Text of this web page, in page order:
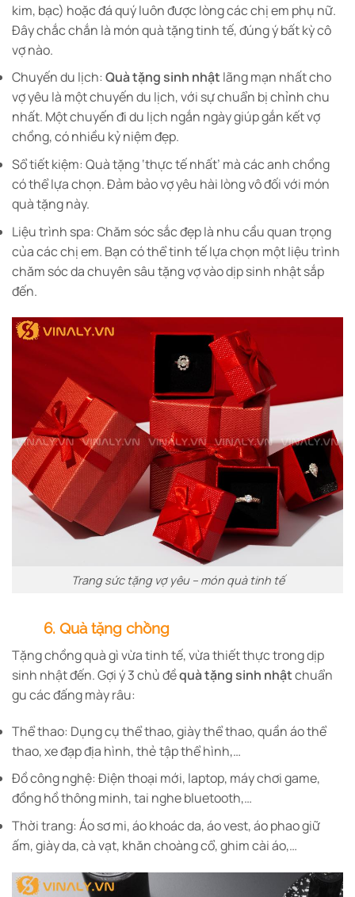
kim, bạc) hoặc đá quý luôn được lòng các chị em phụ nữ.
Đây chắc chắn là món quà tặng tinh tế, đúng ý bất kỳ cô
vợ nào.
Chuyến du lịch: Quà tặng sinh nhật lãng mạn nhất cho
vợ yêu là một chuyến du lịch, với sự chuẩn bị chỉnh chu
nhất. Một chuyến đi du lịch ngắn ngày giúp gắn kết vợ
chồng, có nhiều kỷ niệm đẹp.
Sổ tiết kiệm: Quà tặng ‘thực tế nhất’ mà các anh chồng
có thể lựa chọn. Đảm bảo vợ yêu hài lòng vô đối với món
quà tặng này.
Liệu trình spa: Chăm sóc sắc đẹp là nhu cầu quan trọng
của các chị em. Bạn có thể tinh tế lựa chọn một liệu trình
chăm sóc da chuyên sâu tặng vợ vào dịp sinh nhật sắp
đến.
Trang sức tặng vợ yêu – món quà tinh tế
6. Quà tặng chồng
Tặng chồng quà gì vừa tinh tế, vừa thiết thực trong dịp
sinh nhật đến. Gợi ý 3 chủ đềquà tặng sinh nhậtchuẩn
gu các đấng mày râu:
Thể thao: Dụng cụ thể thao, giày thể thao, quần áo thể
thao, xe đạp địa hình, thẻ tập thể hình,…
Đồ công nghệ: Điện thoại mới, laptop, máy chơi game,
đồng hồ thông minh, tai nghe bluetooth,…
Thời trang: Áo sơ mi, áo khoác da, áo vest, áo phao giữ
ấm, giày da, cà vạt, khăn choàng cổ, ghim cài áo,…